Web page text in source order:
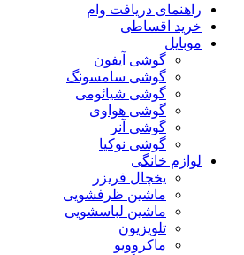
راهنمای دریافت وام
خرید اقساطی
موبایل
گوشی آیفون
گوشی سامسونگ
گوشی شیائومی
گوشی هواوی
گوشی آنر
گوشی نوکیا
لوازم خانگی
یخچال فریزر
ماشین ظرفشویی
ماشین لباسشویی
تلویزیون
ماکروویو